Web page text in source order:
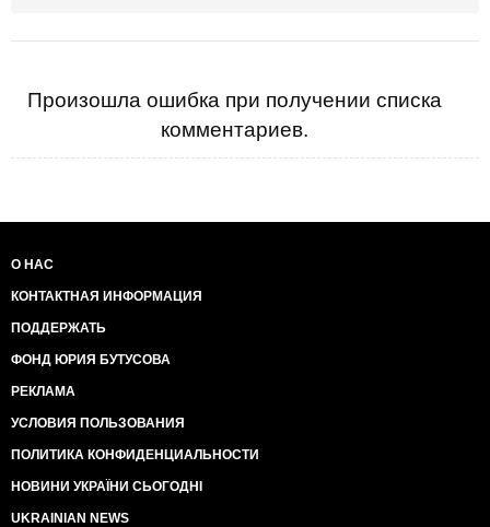
Произошла ошибка при получении списка
комментариев.
О НАС
КОНТАКТНАЯ ИНФОРМАЦИЯ
ПОДДЕРЖАТЬ
ФОНД ЮРИЯ БУТУСОВА
РЕКЛАМА
УСЛОВИЯ ПОЛЬЗОВАНИЯ
ПОЛИТИКА КОНФИДЕНЦИАЛЬНОСТИ
НОВИНИ УКРАЇНИ СЬОГОДНІ
UKRAINIAN NEWS